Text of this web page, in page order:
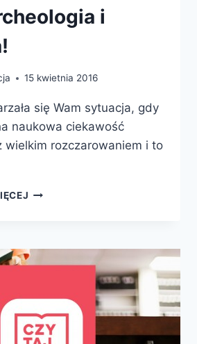
i
15 kwietnia 2016
się Wam sytuacja, gdy
naukowa ciekawość
wielkim rozczarowaniem i to
START
DO
ARCHEOLOGIA
GEOLOGIA!